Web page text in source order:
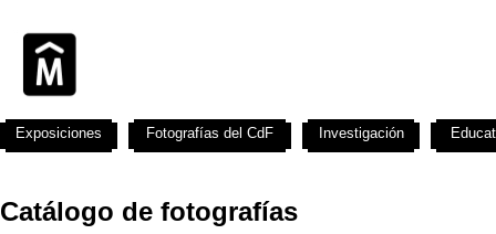
Catálogo de fotografías
Exposiciones Fotografías del CdF Investigación